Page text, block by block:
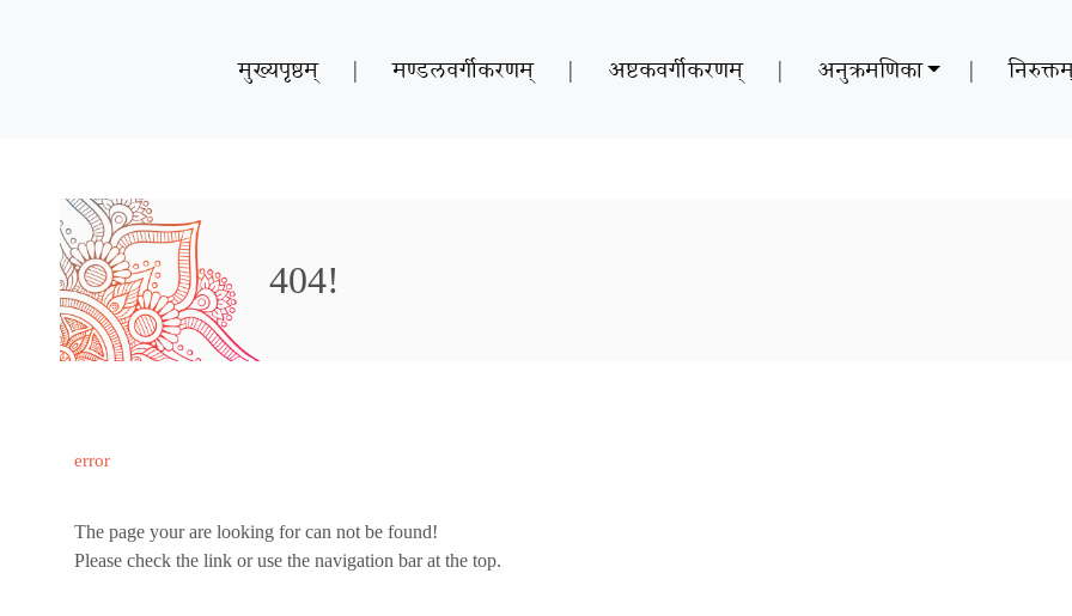
मुख्यपृष्ठम् | मण्डलवर्गीकरणम् | अष्टकवर्गीकरणम् | अनुक्रमणिका |
404!
error
The page your are looking for can not be found!
Please check the link or use the navigation bar at the top.